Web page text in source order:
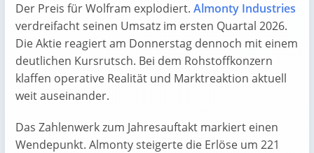
Der Preis für Wolfram explodiert. Almonty Industries
verdreifacht seinen Umsatz im ersten Quartal 2026.
Die Aktie reagiert am Donnerstag dennoch mit einem
deutlichen Kursrutsch. Bei dem Rohstoffkonzern
klaffen operative Realität und Marktreaktion aktuell
weit auseinander.
Das Zahlenwerk zum Jahresauftakt markiert einen
Wendepunkt. Almonty steigerte die Erlöse um 221